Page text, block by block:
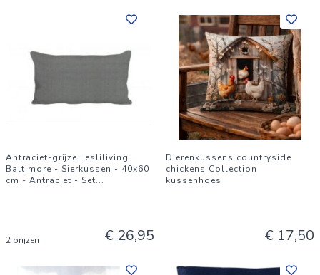
Antraciet-grijze Lesliliving
Baltimore - Sierkussen - 40x60
cm - Antraciet - Set...
2 prijzen € 26,95
Dierenkussens countryside
chickens Collection
kussenhoes
€ 17,50